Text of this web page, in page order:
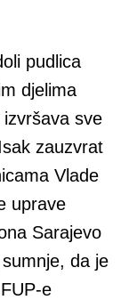
pudlica
djelima
sve
zauzvrat
Vlade
uprave
Sarajevo
da je
e